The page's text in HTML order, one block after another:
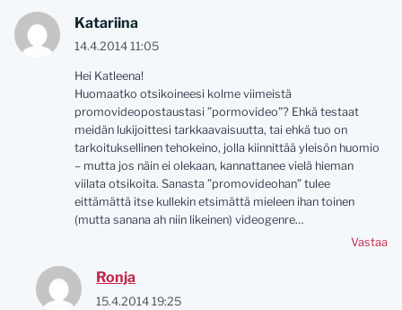
Katariina
14.4.2014 11:05
Hei Katleena!
Huomaatko otsikoineesi kolme viimeistä
promovideopostaustasi ”pormovideo”? Ehkä testaat
meidän lukijoittesi tarkkaavaisuutta, tai ehkä tuo on
tarkoituksellinen tehokeino, jolla kiinnittää yleisön huomio
– mutta jos näin ei olekaan, kannattanee vielä hieman
viilata otsikoita. Sanasta ”promovideohan” tulee
eittämättä itse kullekin etsimättä mieleen ihan toinen
(mutta sanana ah niin likeinen) videogenre…
Vastaa
Ronja
15.4.2014 19:25